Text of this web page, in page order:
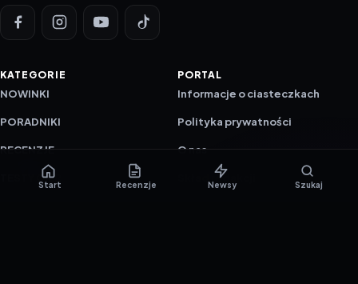
KATEGORIE
NOWINKI
PORADNIKI
RECENZJE
TESTY GIER
PORTAL
Informacje o ciasteczkach
Polityka prywatności
O nas
Skład redakcji
Start Recenzje Newsy Szukaj